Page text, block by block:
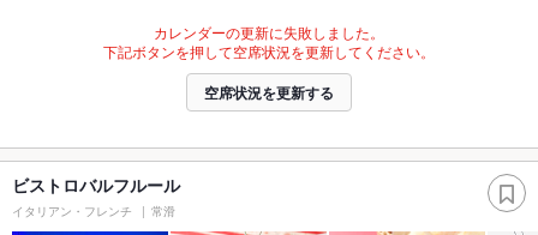
カレンダーの更新に失敗しました。
下記ボタンを押して空席状況を更新してください。
空席状況を更新する
ビストロバルフルール
イタリアン・フレンチ 常滑